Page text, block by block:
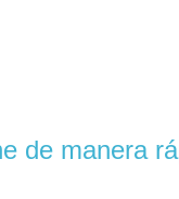
de manera